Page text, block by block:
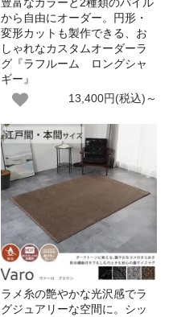
から自由にオーダー。円形・
変形カットも製作できる、お
しゃれなカスタムオーダーラ
グ『ラフルーム ロングシャ
ギー』
13,400円(税込)～
ラメ糸の艶やかな光沢感でラ
グジュアリーな空間に。シッ